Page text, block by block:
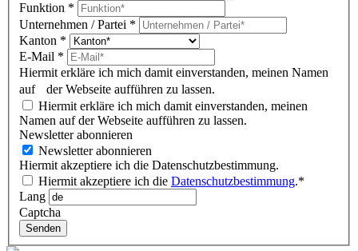
Funktion *
Unternehmen / Partei *
Kanton *
E-Mail *
Hiermit erkläre ich mich damit einverstanden, meinen Namen
auf der Webseite aufführen zu lassen.
Hiermit erkläre ich mich damit einverstanden, meinen
Namen auf der Webseite aufführen zu lassen.
Newsletter abonnieren
Newsletter abonnieren
Hiermit akzeptiere ich die Datenschutzbestimmung.
Hiermit akzeptiere ich die Datenschutzbestimmung.*
Lang
Captcha
Senden